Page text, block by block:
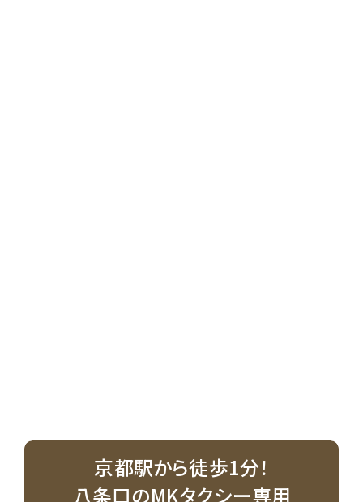
京都駅から徒歩1分！
八条口のMKタクシー専用